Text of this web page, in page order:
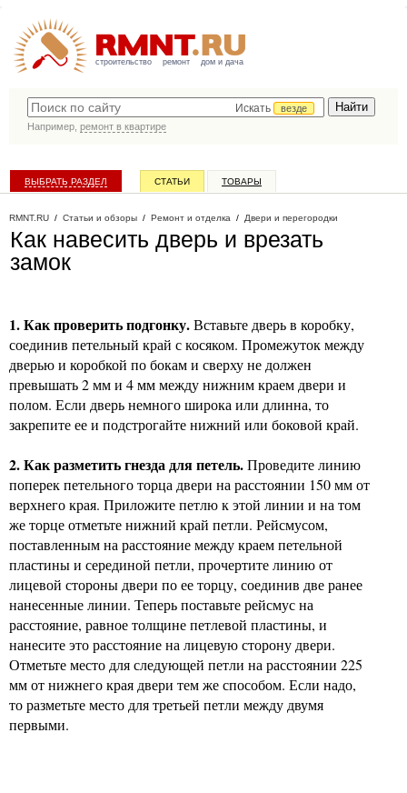
строительство ремонт дом и дача
Искать
везде
Например, ремонт в квартире
ВЫБРАТЬ РАЗДЕЛ СТАТЬИ ТОВАРЫ
RMNT.RU / Статьи и обзоры / Ремонт и отделка / Двери и перегородки
Как навесить дверь и врезать
замок
1. Как проверить подгонку.Вставьте дверь в коробку,
соединив петельный край с косяком. Промежуток между
дверью и коробкой по бокам и сверху не должен
превышать 2 мм и 4 мм между нижним краем двери и
полом. Если дверь немного широка или длинна, то
закрепите ее и подстрогайте нижний или боковой край.
2. Как разметить гнезда для петель.Проведите линию
поперек петельного торца двери на расстоянии 150 мм от
верхнего края. Приложите петлю к этой линии и на том
же торце отметьте нижний край петли. Рейсмусом,
поставленным на расстояние между краем петельной
пластины и серединой петли, прочертите линию от
лицевой стороны двери по ее торцу, соединив две ранее
нанесенные линии. Теперь поставьте рейсмус на
расстояние, равное толщине петлевой пластины, и
нанесите это расстояние на лицевую сторону двери.
Отметьте место для следующей петли на расстоянии 225
мм от нижнего края двери тем же способом. Если надо,
то разметьте место для третьей петли между двумя
первыми.